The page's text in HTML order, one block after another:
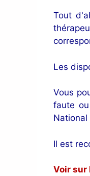
Tout
Les
Vous
faute
Il est
Voir sur